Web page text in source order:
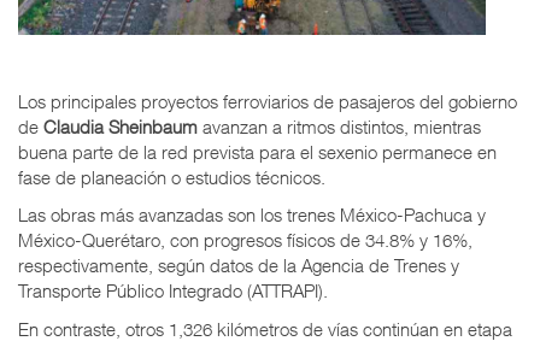
Los principales proyectos ferroviarios de pasajeros del gobierno
de Claudia Sheinbaum avanzan a ritmos distintos, mientras
buena parte de la red prevista para el sexenio permanece en
fase de planeación o estudios técnicos.
Las obras más avanzadas son los trenes México-Pachuca y
México-Querétaro, con progresos físicos de 34.8% y 16%,
respectivamente, según datos de la Agencia de Trenes y
Transporte Público Integrado (ATTRAPI).
En contraste, otros 1,326 kilómetros de vías continúan en etapa